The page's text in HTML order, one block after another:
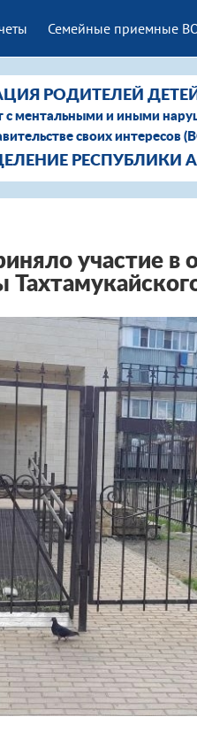
Семейные приемные
РОДИТЕЛЕЙ
с ментальными и иными
своих интересов
РЕСПУБЛИКИ
участие в